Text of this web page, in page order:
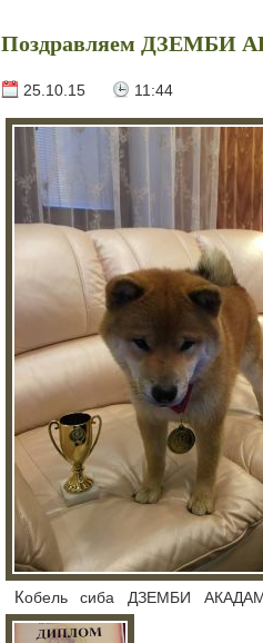
Поздравляем ДЗЕМБИ
25.10.15 11:44
Кобель сиба ДЗЕМБИ